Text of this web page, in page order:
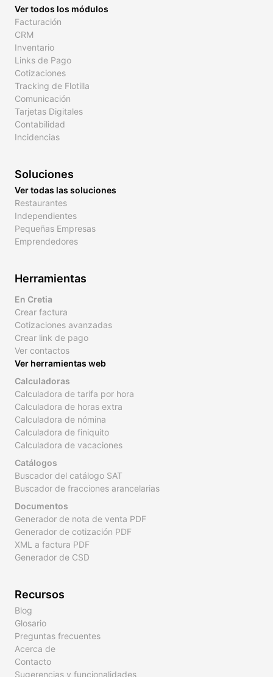
Ver todos los módulos
Facturación
CRM
Inventario
Links de Pago
Cotizaciones
Tracking de Flotilla
Comunicación
Tarjetas Digitales
Contabilidad
Incidencias
Soluciones
Ver todas las soluciones
Restaurantes
Independientes
Pequeñas Empresas
Emprendedores
Herramientas
En Cretia
Crear factura
Cotizaciones avanzadas
Crear link de pago
Ver contactos
Ver herramientas web
Calculadoras
Calculadora de tarifa por hora
Calculadora de horas extra
Calculadora de nómina
Calculadora de finiquito
Calculadora de vacaciones
Catálogos
Buscador del catálogo SAT
Buscador de fracciones arancelarias
Documentos
Generador de nota de venta PDF
Generador de cotización PDF
XML a factura PDF
Generador de CSD
Recursos
Blog
Glosario
Preguntas frecuentes
Acerca de
Contacto
Sugerencias y funcionalidades